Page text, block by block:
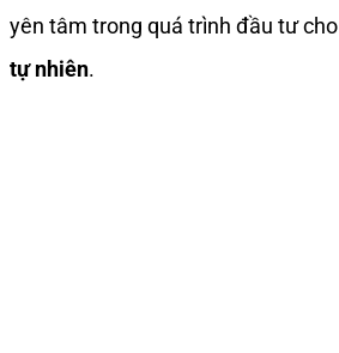
yên tâm trong quá trình đầu tư cho
tự nhiên.